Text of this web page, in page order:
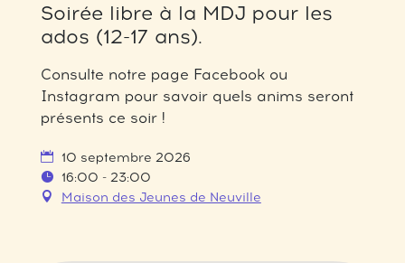
Soirée libre à la MDJ pour les
ados (12-17 ans).
Consulte notre page Facebook ou
Instagram pour savoir quels anims seront
présents ce soir !
10 septembre 2026
16:00 - 23:00
Maison des Jeunes de Neuville